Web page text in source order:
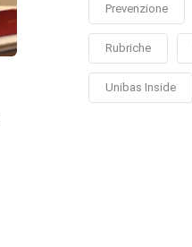
Prevenzione
Rubriche
Unibas Inside